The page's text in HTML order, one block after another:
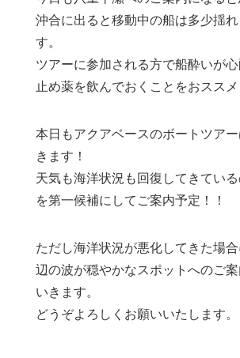
沖合に出ると移動中の船は多少揺れ
す。
ツアーに参加される方で船酔いが
止め薬を飲んでおくことをおススメ
本日もアクアベースのボートツア
きます！
天気も海洋状況も回復してきてい
を第一候補にしてご案内予定！！
ただし海洋状況が悪化してきた場
辺の波が穏やかなスポットへのご
いきます。
どうぞよろしくお願いいたします。